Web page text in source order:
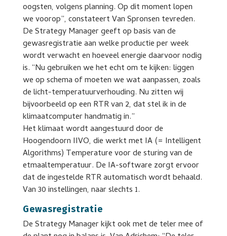
oogsten, volgens planning. Op dit moment lopen
we voorop”, constateert Van Spronsen tevreden.
De Strategy Manager geeft op basis van de
gewasregistratie aan welke productie per week
wordt verwacht en hoeveel energie daarvoor nodig
is. “Nu gebruiken we het echt om te kijken: liggen
we op schema of moeten we wat aanpassen, zoals
de licht-temperatuurverhouding. Nu zitten wij
bijvoorbeeld op een RTR van 2, dat stel ik in de
klimaatcomputer handmatig in.”
Het klimaat wordt aangestuurd door de
Hoogendoorn IIVO, die werkt met IA (= Intelligent
Algorithms) Temperature voor de sturing van de
etmaaltemperatuur. De IA-software zorgt ervoor
dat de ingestelde RTR automatisch wordt behaald.
Van 30 instellingen, naar slechts 1.
Gewasregistratie
De Strategy Manager kijkt ook met de teler mee of